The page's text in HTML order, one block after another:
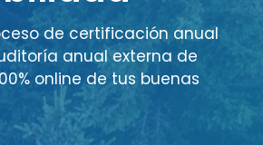
de certificación anual
anual externa de
online de tus buenas